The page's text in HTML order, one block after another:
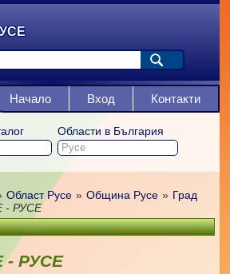
Области в България
Начало Вход Контакти
Област Русе » Община Русе » Град
- РУСЕ
- РУСЕ